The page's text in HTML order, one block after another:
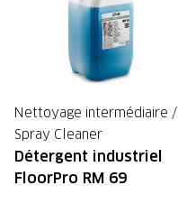
Nettoyage intermédiaire /
Spray Cleaner
Détergent industriel
FloorPro RM 69